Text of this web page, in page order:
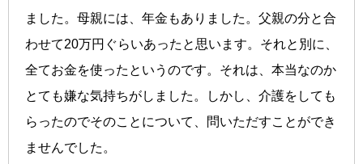
ました。母親には、年金もありました。父親の分と合
わせて20万円ぐらいあったと思います。それと別に、
全てお金を使ったというのです。それは、本当なのか
とても嫌な気持ちがしました。しかし、介護をしても
らったのでそのことについて、問いただすことができ
ませんでした。